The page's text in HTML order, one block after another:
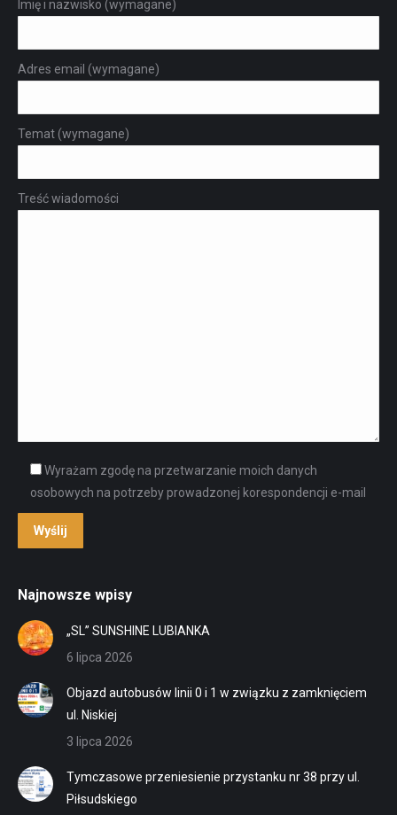
Imię i nazwisko (wymagane)
Adres email (wymagane)
Temat (wymagane)
Treść wiadomości
Wyrażam zgodę na przetwarzanie moich danych
osobowych na potrzeby prowadzonej korespondencji e-mail
Najnowsze wpisy
„SL” SUNSHINE LUBIANKA
6 lipca 2026
Objazd autobusów linii 0 i 1 w związku z zamknięciem
ul. Niskiej
3 lipca 2026
Tymczasowe przeniesienie przystanku nr 38 przy ul.
Piłsudskiego